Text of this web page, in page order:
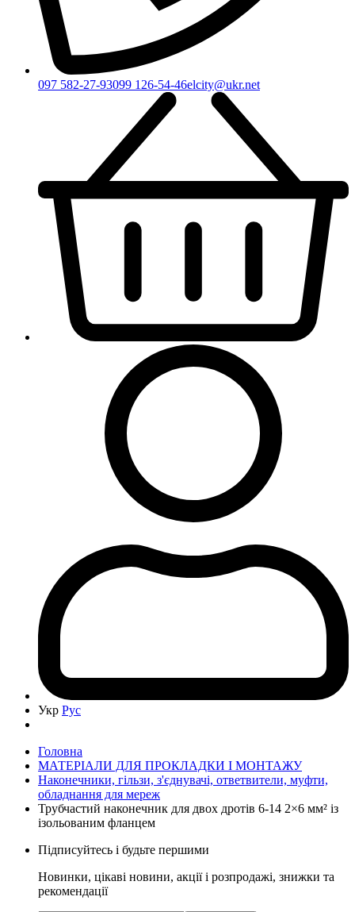
097 582-27-93099 126-54-46elcity@ukr.net
Укр Рус
Головна
МАТЕРІАЛИ ДЛЯ ПРОКЛАДКИ І МОНТАЖУ
Наконечники, гільзи, з'єднувачі, ответвители, муфти,
обладнання для мереж
Трубчастий наконечник для двох дротів 6-14 2×6 мм² із
ізольованим фланцем
Підписуйтесь і будьте першими
Новинки, цікаві новини, акції і розпродажі, знижки та
рекомендації